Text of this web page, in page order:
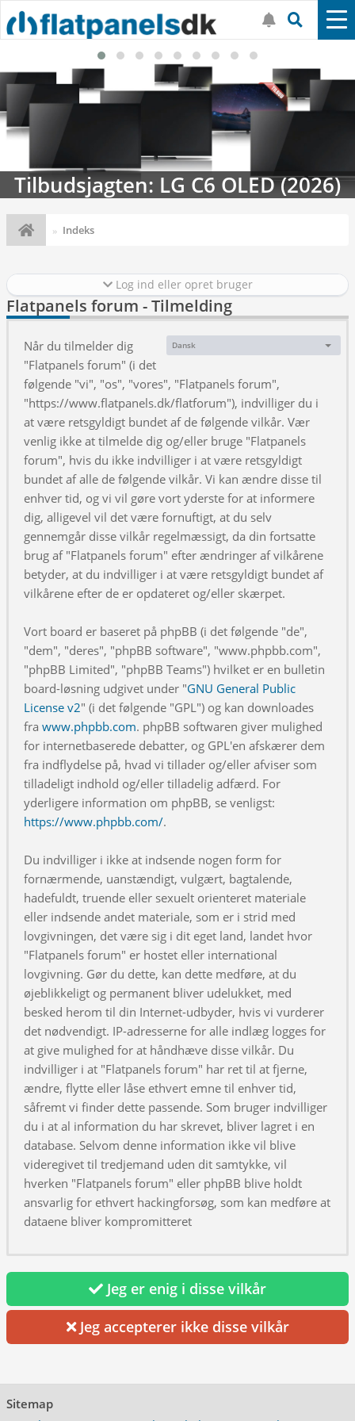
Tilbudsjagten: LG C6 OLED (2026)
Indeks
Log ind eller opret bruger
Flatpanels forum - Tilmelding
Sprog:
Dansk
Når du tilmelder dig
"Flatpanels forum" (i det
følgende "vi", "os", "vores", "Flatpanels forum",
"https://www.flatpanels.dk/flatforum"), indvilliger du i
at være retsgyldigt bundet af de følgende vilkår. Vær
venlig ikke at tilmelde dig og/eller bruge "Flatpanels
forum", hvis du ikke indvilliger i at være retsgyldigt
bundet af alle de følgende vilkår. Vi kan ændre disse til
enhver tid, og vi vil gøre vort yderste for at informere
dig, alligevel vil det være fornuftigt, at du selv
gennemgår disse vilkår regelmæssigt, da din fortsatte
brug af "Flatpanels forum" efter ændringer af vilkårene
betyder, at du indvilliger i at være retsgyldigt bundet af
vilkårene efter de er opdateret og/eller skærpet.
Vort board er baseret på phpBB (i det følgende "de",
"dem", "deres", "phpBB software", "www.phpbb.com",
"phpBB Limited", "phpBB Teams") hvilket er en bulletin
board-løsning udgivet under "GNU General Public
License v2" (i det følgende "GPL") og kan downloades
fra www.phpbb.com. phpBB softwaren giver mulighed
for internetbaserede debatter, og GPL'en afskærer dem
fra indflydelse på, hvad vi tillader og/eller afviser som
tilladeligt indhold og/eller tilladelig adfærd. For
yderligere information om phpBB, se venligst:
https://www.phpbb.com/.
Du indvilliger i ikke at indsende nogen form for
fornærmende, uanstændigt, vulgært, bagtalende,
hadefuldt, truende eller sexuelt orienteret materiale
eller indsende andet materiale, som er i strid med
lovgivningen, det være sig i dit eget land, landet hvor
"Flatpanels forum" er hostet eller international
lovgivning. Gør du dette, kan dette medføre, at du
øjeblikkeligt og permanent bliver udelukket, med
besked herom til din Internet-udbyder, hvis vi vurderer
det nødvendigt. IP-adresserne for alle indlæg logges for
at give mulighed for at håndhæve disse vilkår. Du
indvilliger i at "Flatpanels forum" har ret til at fjerne,
ændre, flytte eller låse ethvert emne til enhver tid,
såfremt vi finder dette passende. Som bruger indvilliger
du i at al information du har skrevet, bliver lagret i en
database. Selvom denne information ikke vil blive
videregivet til tredjemand uden dit samtykke, vil
hverken "Flatpanels forum" eller phpBB blive holdt
ansvarlig for ethvert hackingforsøg, som kan medføre at
dataene bliver kompromitteret
Jeg er enig i disse vilkår
Jeg accepterer ikke disse vilkår
Sitemap